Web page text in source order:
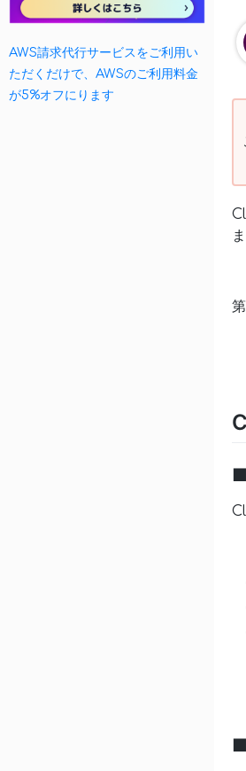
AWS請求代行サービスをご利用い
ただくだけで、AWSのご利用料金
が5%オフにります